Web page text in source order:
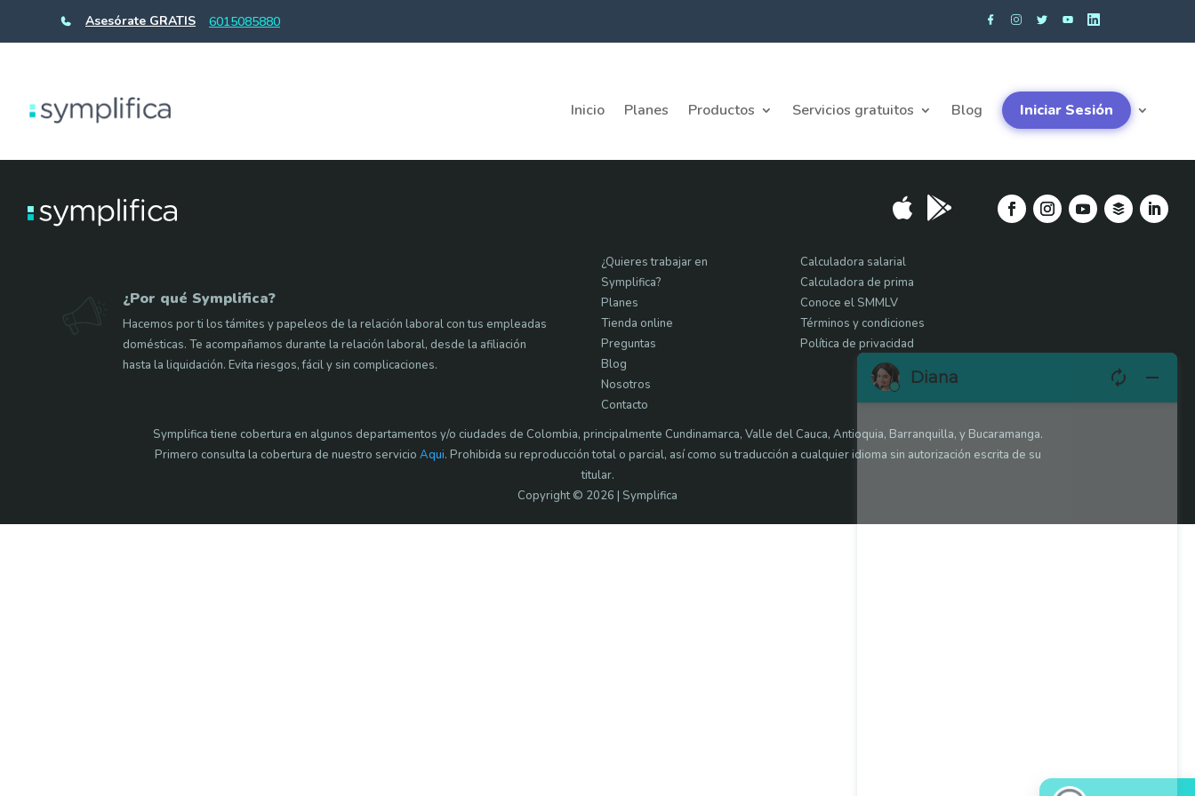
Inicio Planes Productos Servicios gratuitos Blog Iniciar Sesión
 
¿Por qué Symplifica?
Hacemos por ti los támites y papeleos de la relación laboral con tus empleadas
domésticas. Te acompañamos durante la relación laboral, desde la afiliación
hasta la liquidación. Evita riesgos, fácil y sin complicaciones.
¿Quieres trabajar en
Symplifica?
Planes
Tienda online
Preguntas
Blog
Nosotros
Contacto
Calculadora salarial
Calculadora de prima
Conoce el SMMLV
Términos y condiciones
Política de privacidad
Symplifica tiene cobertura en algunos departamentos y/o ciudades de Colombia, principalmente Cundinamarca, Valle del Cauca, Antioquia, Barranquilla, y Bucaramanga.
Primero consulta la cobertura de nuestro servicio Aqui. Prohibida su reproducción total o parcial, así como su traducción a cualquier idioma sin autorización escrita de su
titular.
Copyright © 2026 | Symplifica
Asesórate GRATIS 6015085880